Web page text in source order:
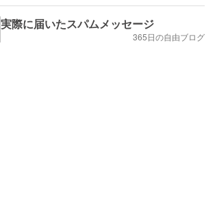
実際に届いたスパムメッセージ
365日の自由ブログ